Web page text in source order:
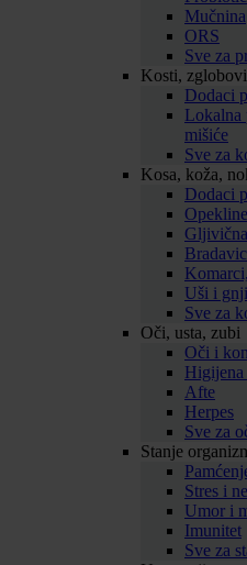
Mučnina
ORS
Sve za
Kosti,
Dodaci
Lokalna
mišiće
Sve za
Kosa, koža,
Dodaci
Uši i
Sve za
Oči, usta, zubi
Oči i
Higijena
Afte
Herpes
Sve za
Stanje
Stres i
Umor i
Imunitet
Sve za